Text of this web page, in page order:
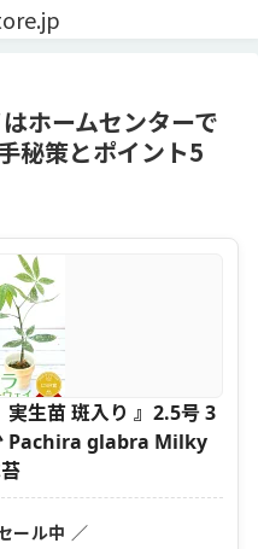
ホームセンターで
秘策とポイント5
実生苗 斑入り 』2.5号 3
Pachira glabra Milky
ール中 ／